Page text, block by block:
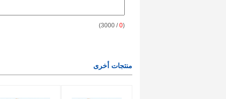
(
0
/ 3000)
منتجات أخرى